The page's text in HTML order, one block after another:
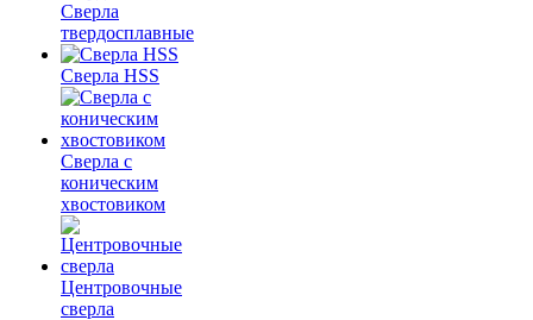
Сверла
твердосплавные
Сверла HSS
Сверла с
коническим
хвостовиком
Центровочные
сверла